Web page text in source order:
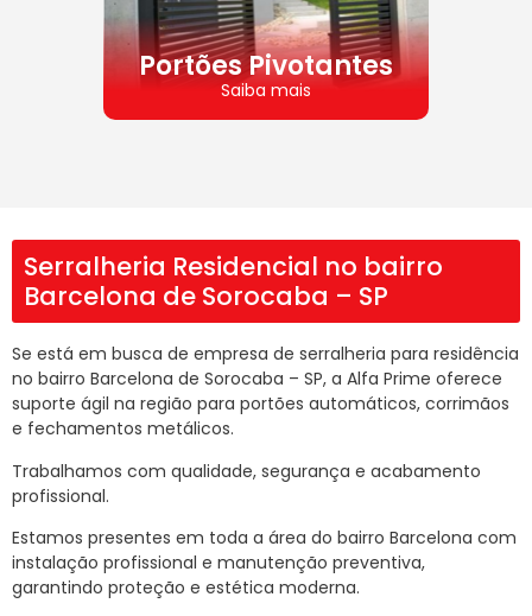
Portões Pivotantes
Saiba mais
Serralheria Residencial no bairro
Barcelona de Sorocaba – SP
Se está em busca de empresa de serralheria para residência
no bairro Barcelona de Sorocaba – SP, a Alfa Prime oferece
suporte ágil na região para portões automáticos, corrimãos
e fechamentos metálicos.
Trabalhamos com qualidade, segurança e acabamento
profissional.
Estamos presentes em toda a área do bairro Barcelona com
instalação profissional e manutenção preventiva,
garantindo proteção e estética moderna.